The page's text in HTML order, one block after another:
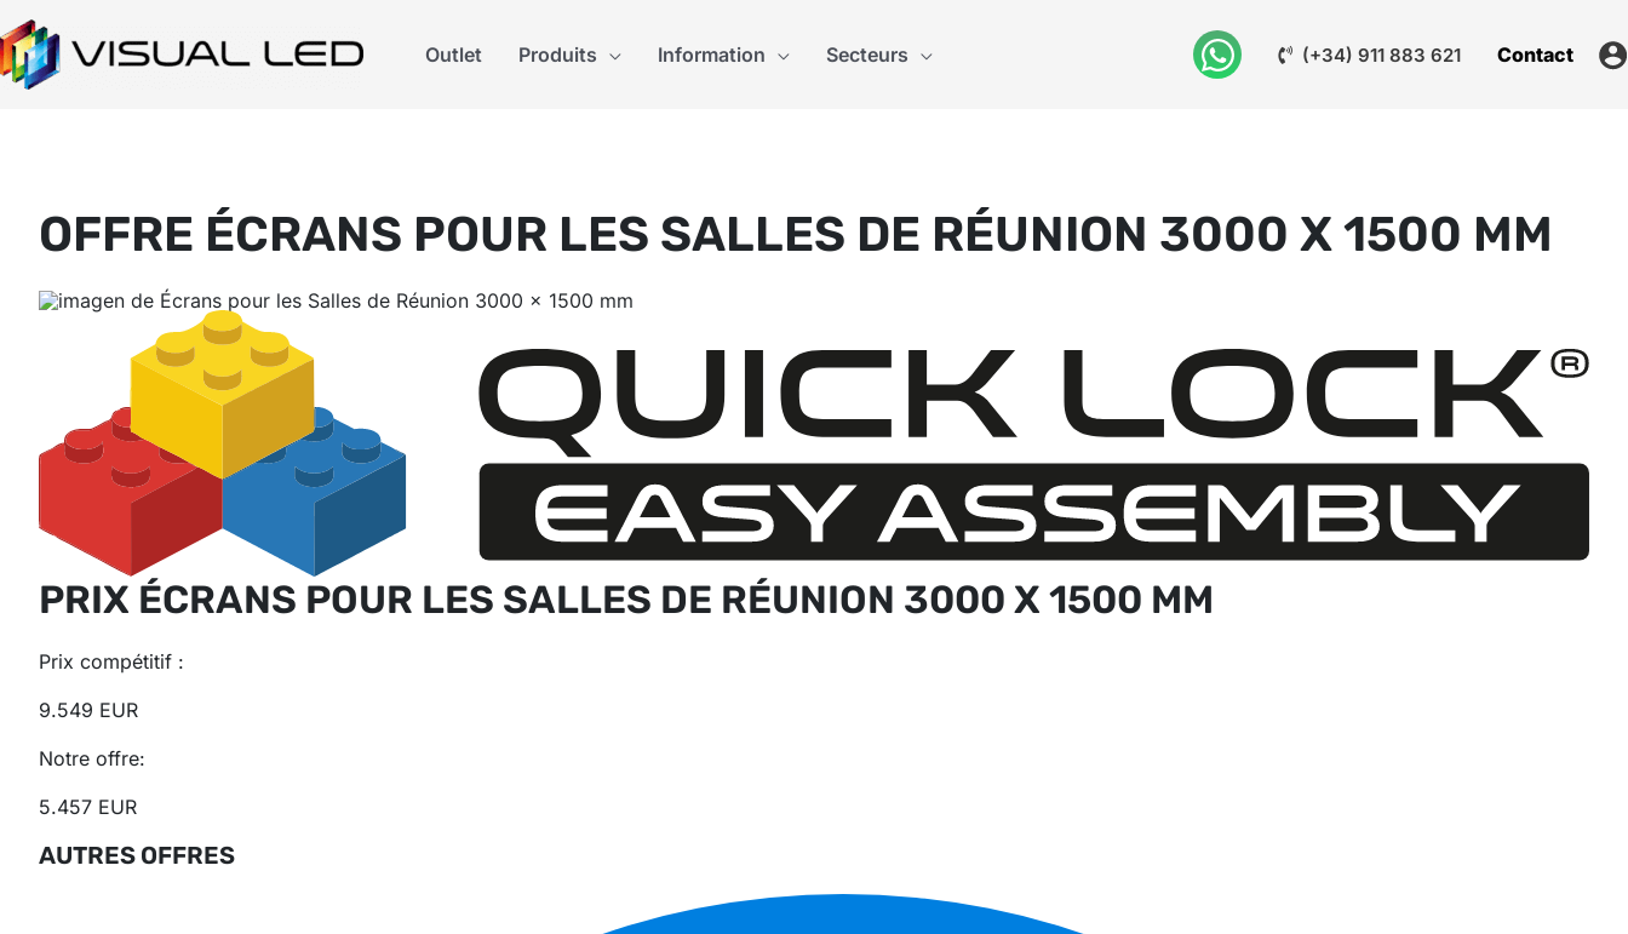
Outlet Produits Information Secteurs (+34) 911 883 621 Contact
OFFRE ÉCRANS POUR LES SALLES DE RÉUNION 3000 X 1500 MM
PRIX ÉCRANS POUR LES SALLES DE RÉUNION 3000 X 1500 MM
Prix ​​compétitif :
9.549 EUR
Notre offre:
5.457 EUR
AUTRES OFFRES